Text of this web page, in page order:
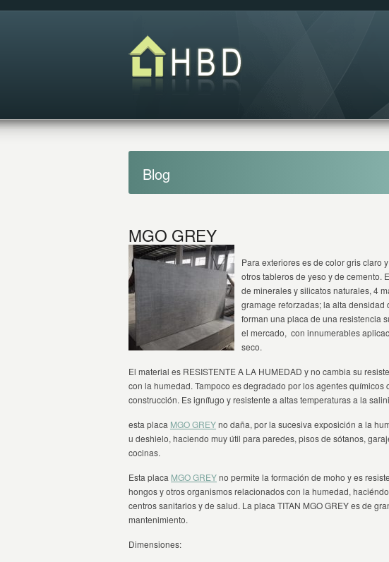
Blog
MGO GREY
Para exteriores es de color gris claro
otros tableros de yeso y de cemento.
de minerales y silicatos naturales, 4
gramage reforzadas; la alta densidad
forman una placa de una resistencia
el mercado, con innumerables
seco.
El material es RESISTENTE A LA HUMEDAD y no cambia su
con la humedad. Tampoco es degradado por los agentes químicos
construcción. Es ignífugo y resistente a altas temperaturas a la
esta placa MGO GREYno daña, por la sucesiva exposición a la
u deshielo, haciendo muy útil para paredes, pisos de sótanos,
cocinas.
Esta placa MGO GREYno permite la formación de moho y es
hongos y otros organismos relacionados con la humedad,
centros sanitarios y de salud. La placa TITAN MGO GREY es de
mantenimiento.
Dimensiones: